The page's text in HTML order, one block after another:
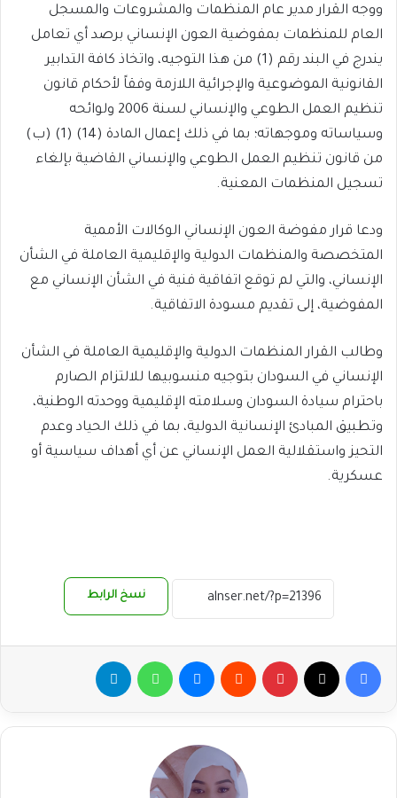
ووجه القرار مدير عام المنظمات والمشروعات والمسجل
العام للمنظمات بمفوضية العون الإنساني برصد أي تعامل
يندرج في البند رقم (1) من هذا التوجيه، واتخاذ كافة التدابير
القانونية الموضوعية والإجرائية اللازمة وفقاً لأحكام قانون
تنظيم العمل الطوعي والإنساني لسنة 2006 ولوائحه
وسياساته وموجهاته؛ بما في ذلك إعمال المادة (14) (1) (ب)
من قانون تنظيم العمل الطوعي والإنساني القاضية بإلغاء
تسجيل المنظمات المعنية.
ودعا قرار مفوضة العون الإنساني الوكالات الأممية
المتخصصة والمنظمات الدولية والإقليمية العاملة في الشأن
الإنساني، والتي لم توقع اتفاقية فنية في الشأن الإنساني مع
المفوضية، إلى تقديم مسودة الاتفاقية.
وطالب القرار المنظمات الدولية والإقليمية العاملة في الشأن
الإنساني في السودان بتوجيه منسوبيها للالتزام الصارم
باحترام سيادة السودان وسلامته الإقليمية ووحدته الوطنية،
وتطبيق المبادئ الإنسانية الدولية، بما في ذلك الحياد وعدم
التحيز واستقلالية العمل الإنساني عن أي أهداف سياسية أو
عسكرية.
نسخ الرابط
فيسبوك بينتيريست ماسنجر واتساب